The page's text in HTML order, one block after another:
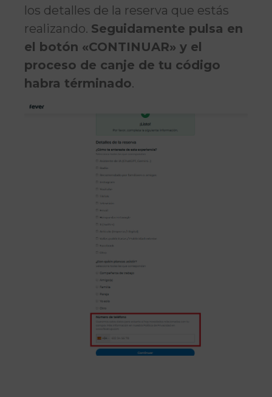
los detalles de la reserva que estás
realizando. Seguidamente pulsa en
el botón «CONTINUAR» y el
proceso de canje de tu código
habra términado.